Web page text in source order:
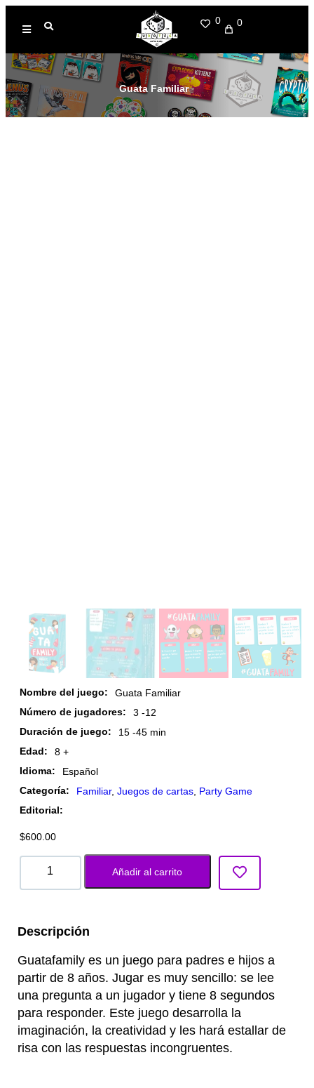
0 0
Guata Familiar
Nombre del juego:
Guata Familiar
Número de jugadores:
3 -12
Duración de juego:
15 -45 min
Edad:
8 +
Idioma:
Español
Categoría:
Familiar, Juegos de cartas, Party Game
Editorial:
$600.00
Añadir al carrito
Descripción
Guatafamily es un juego para padres e hijos a
partir de 8 años. Jugar es muy sencillo: se lee
una pregunta a un jugador y tiene 8 segundos
para responder. Este juego desarrolla la
imaginación, la creatividad y les hará estallar de
risa con las respuestas incongruentes.